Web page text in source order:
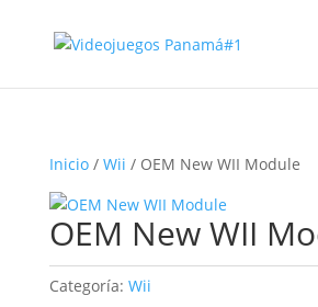
Inicio/ Wii / OEM New WII Module
OEM New WII
Categoría: Wii